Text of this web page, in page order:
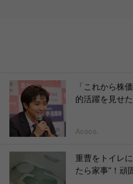
「これから株
的活躍を見せ
Acoco.
重曹をトイレ
たら家事”！頑